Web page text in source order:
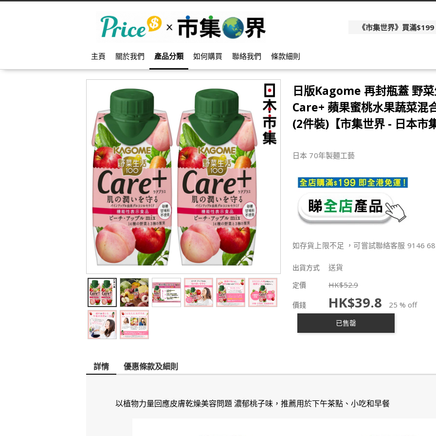
《市集世界》買滿
主頁 關於我們 產品分類 如何購買 聯絡我們 條款細則
日版Kagome 再封瓶蓋 野
Care+ 蘋果蜜桃水果蔬菜混
(2件裝)【市集世界 - 日本市
日本 70年製麵工藝
如存貨上限不足 ，可嘗試聯絡客服 9146
出貨方式 送貨
定價 HK$52.9
價錢 HK$39.8 25 % off
已售罄
詳情 優惠條款及細則
以植物力量回應皮膚乾燥美容問題 濃郁桃子味，推薦用於下午茶點、小吃和早餐